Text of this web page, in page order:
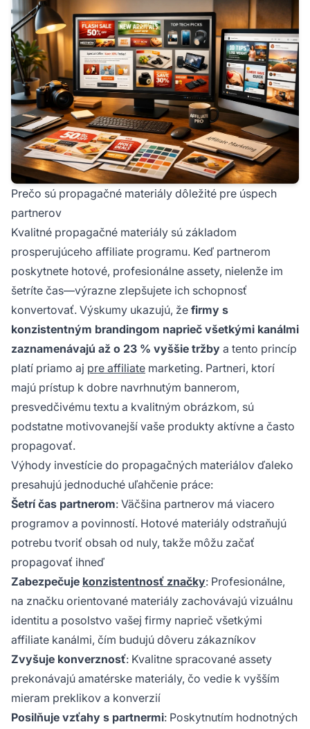
Prečo sú propagačné materiály dôležité pre úspech
partnerov
Kvalitné propagačné materiály sú základom
prosperujúceho affiliate programu. Keď partnerom
poskytnete hotové, profesionálne assety, nielenže im
šetríte čas—výrazne zlepšujete ich schopnosť
konvertovať. Výskumy ukazujú, že firmy s
konzistentným brandingom naprieč všetkými kanálmi
zaznamenávajú až o 23 % vyššie tržby a tento princíp
platí priamo aj pre affiliate marketing. Partneri, ktorí
majú prístup k dobre navrhnutým bannerom,
presvedčivému textu a kvalitným obrázkom, sú
podstatne motivovanejší vaše produkty aktívne a často
propagovať.
Výhody investície do propagačných materiálov ďaleko
presahujú jednoduché uľahčenie práce:
Šetrí čas partnerom: Väčšina partnerov má viacero
programov a povinností. Hotové materiály odstraňujú
potrebu tvoriť obsah od nuly, takže môžu začať
propagovať ihneď
Zabezpečuje konzistentnosť značky: Profesionálne,
na značku orientované materiály zachovávajú vizuálnu
identitu a posolstvo vašej firmy naprieč všetkými
affiliate kanálmi, čím budujú dôveru zákazníkov
Zvyšuje konverznosť: Kvalitne spracované assety
prekonávajú amatérske materiály, čo vedie k vyšším
mieram preklikov a konverzií
Posilňuje vzťahy s partnermi: Poskytnutím hodnotných